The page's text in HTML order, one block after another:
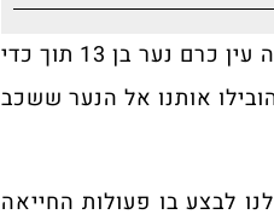
ממד"א נמסר כי חובשים ופראמדיקים מעניקים טיפול רפואי ומפנים לביה"ח הדסה עין כרם נער בן 13 תוך כדי
אותנו אל הנער ששכב
לבצע בו פעולות החייאה